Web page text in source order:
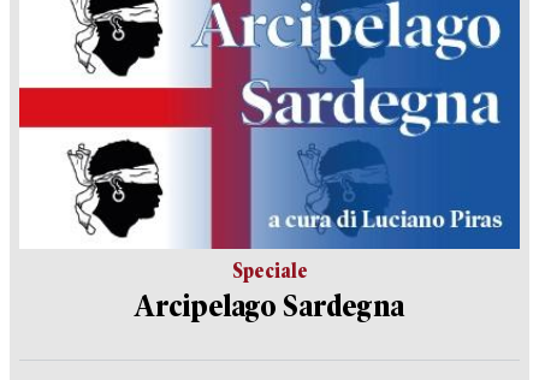
Speciale
Arcipelago Sardegna